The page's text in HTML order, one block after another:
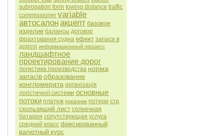
subrogation form towing distance traffic
commissioner variable
автосалонакцепт базовое
изделие балансы договор
фрахтования судна ефект запаси в
дорозі информационный процесс
ландшафтное
проектирование дорог
логистика производства норма
запасівобразование
конгломерата організація
логістичної системи основные
потоки платеж показник потери сгд
скользящий лист солнечная
батарея сопутствующая услуга
средний класс фиксированный
валютный курс